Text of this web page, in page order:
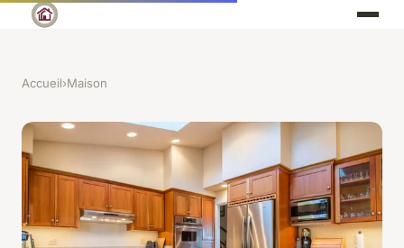
Accueil›Maison